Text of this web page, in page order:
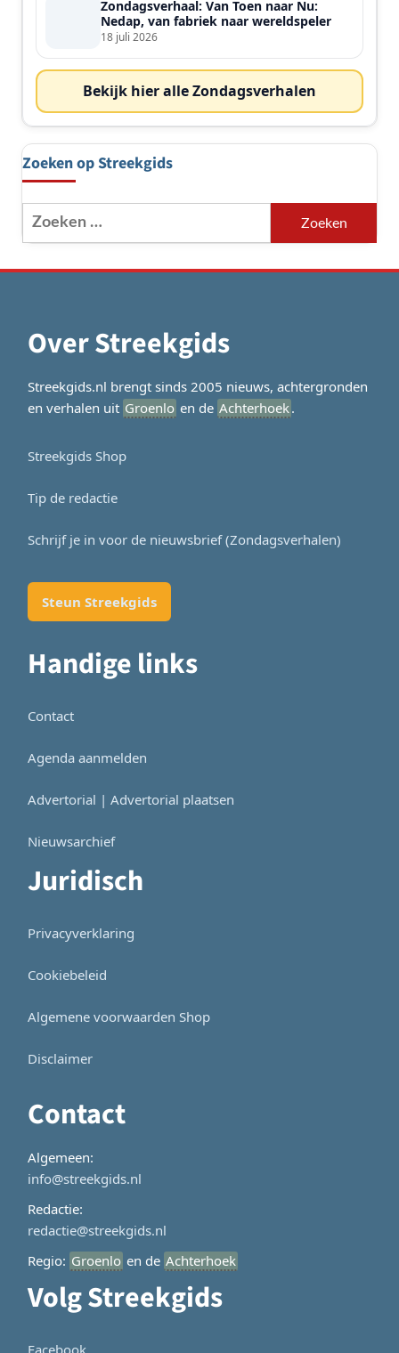
Zondagsverhaal: Van Toen naar Nu:
Nedap, van fabriek naar wereldspeler
18 juli 2026
Bekijk hier alle Zondagsverhalen
Zoeken op Streekgids
Zoeken
naar:
Over Streekgids
Streekgids.nl brengt sinds 2005 nieuws, achtergronden
en verhalen uit Groenlo en de Achterhoek.
Streekgids Shop
Tip de redactie
Schrijf je in voor de nieuwsbrief (Zondagsverhalen)
Steun Streekgids
Handige links
Contact
Agenda aanmelden
Advertorial | Advertorial plaatsen
Nieuwsarchief
Juridisch
Privacyverklaring
Cookiebeleid
Algemene voorwaarden Shop
Disclaimer
Contact
Algemeen:
info@streekgids.nl
Redactie:
redactie@streekgids.nl
Regio: Groenlo en de Achterhoek
Volg Streekgids